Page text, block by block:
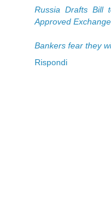
Russia Drafts Bill
Approved
Bankers fear they
Rispondi